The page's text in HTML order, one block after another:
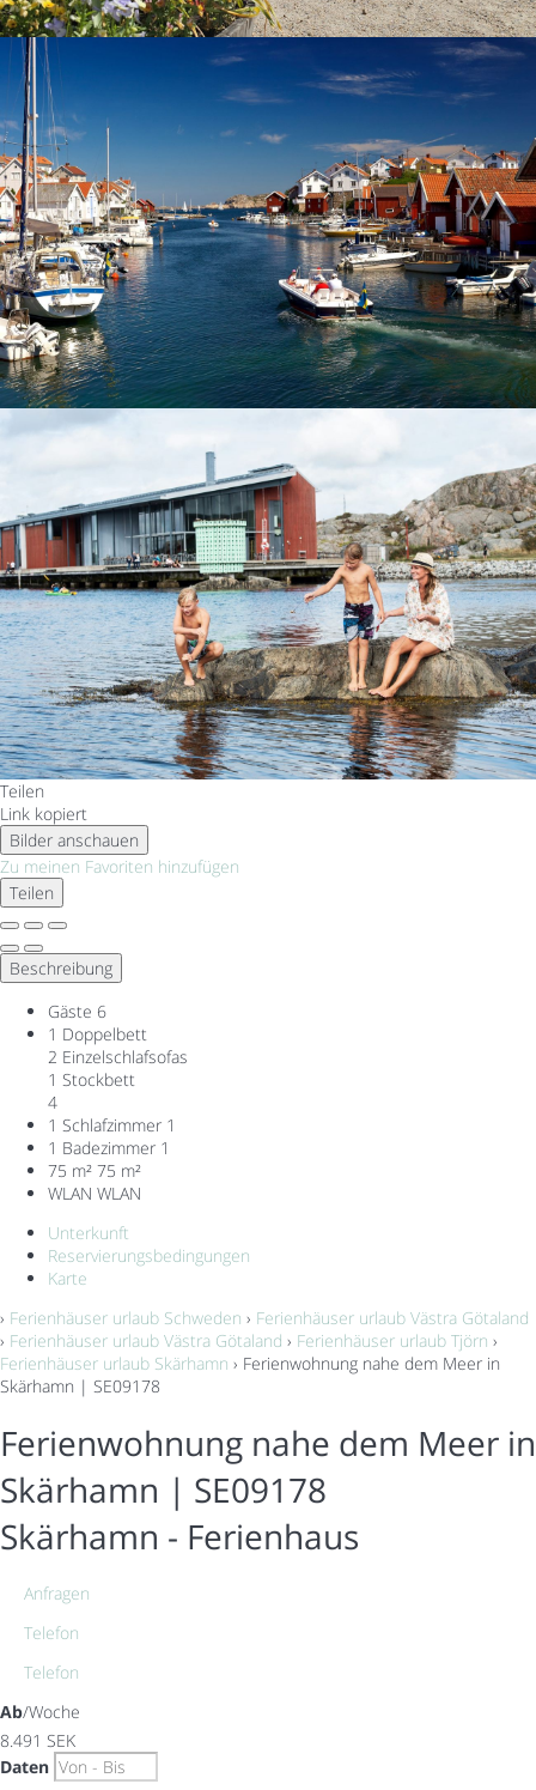
Teilen
Link kopiert
Bilder anschauen
Zu meinen Favoriten hinzufügen
Teilen
Beschreibung
Gäste 6
1 Doppelbett
2 Einzelschlafsofas
1 Stockbett
4
1 Schlafzimmer 1
1 Badezimmer 1
75 m² 75 m²
WLAN WLAN
Unterkunft
Reservierungsbedingungen
Karte
› Ferienhäuser urlaub Schweden › Ferienhäuser urlaub Västra Götaland
› Ferienhäuser urlaub Västra Götaland › Ferienhäuser urlaub Tjörn ›
Ferienhäuser urlaub Skärhamn › Ferienwohnung nahe dem Meer in
Skärhamn | SE09178
Ferienwohnung nahe dem Meer in
Skärhamn | SE09178
Skärhamn - Ferienhaus
Anfragen
Telefon
Telefon
Ab/Woche
8.491 SEK
Daten